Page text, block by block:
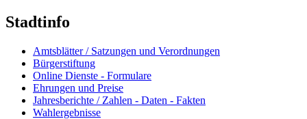
Stadtinfo
Amtsblätter / Satzungen und Verordnungen
Bürgerstiftung
Online Dienste - Formulare
Ehrungen und Preise
Jahresberichte / Zahlen - Daten - Fakten
Wahlergebnisse